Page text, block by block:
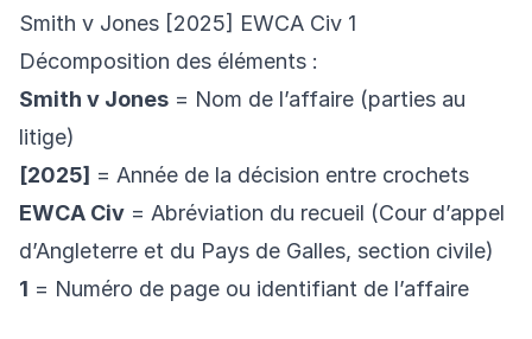
Smith v Jones [2025] EWCA Civ 1
Décomposition des éléments :
Smith v Jones = Nom de l’affaire (parties au
litige)
[2025] = Année de la décision entre crochets
EWCA Civ = Abréviation du recueil (Cour d’appel
d’Angleterre et du Pays de Galles, section civile)
1 = Numéro de page ou identifiant de l’affaire